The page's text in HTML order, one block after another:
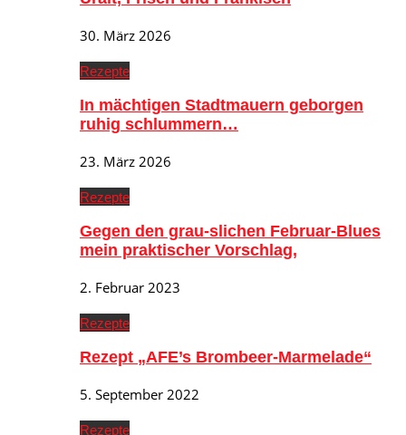
30. März 2026
Rezepte
In mächtigen Stadtmauern geborgen
ruhig schlummern…
23. März 2026
Rezepte
Gegen den grau-slichen Februar-Blues
mein praktischer Vorschlag,
2. Februar 2023
Rezepte
Rezept „AFE’s Brombeer-Marmelade“
5. September 2022
Rezepte